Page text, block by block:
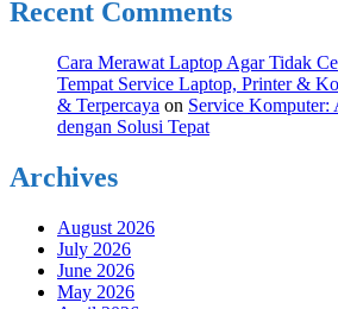
Recent Comments
Cara Merawat Laptop Agar Tidak
Tempat Service Laptop, Printer &
& Terpercaya on Service Komputer:
dengan Solusi Tepat
Archives
August 2026
July 2026
June 2026
May 2026